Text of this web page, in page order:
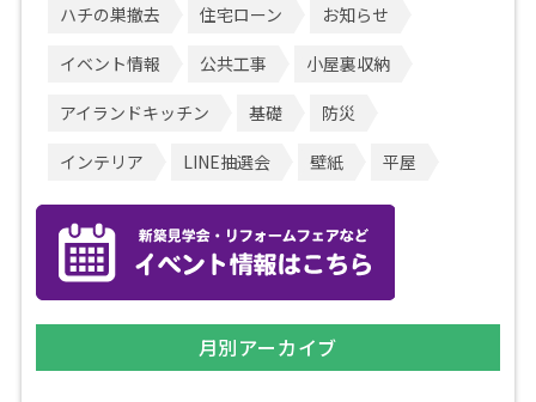
ハチの巣撤去 住宅ローン お知らせ
イベント情報 公共工事 小屋裏収納
アイランドキッチン 基礎 防災
インテリア LINE抽選会 壁紙 平屋
月別アーカイブ